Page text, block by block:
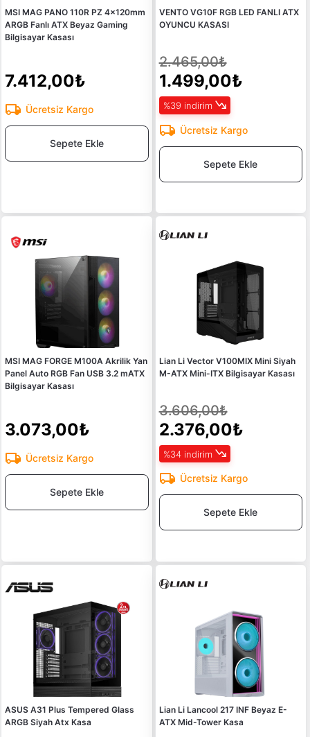
MSI MAG PANO 110R PZ 4x120mm
ARGB Fanlı ATX Beyaz Gaming
Bilgisayar Kasası
7.412,00₺
Ücretsiz Kargo
Sepete Ekle
VENTO VG10F RGB LED FANLI ATX
OYUNCU KASASI
2.465,00₺
1.499,00₺
%39 indirim
Ücretsiz Kargo
Sepete Ekle
MSI MAG FORGE M100A Akrilik Yan
Panel Auto RGB Fan USB 3.2 mATX
Bilgisayar Kasası
3.073,00₺
Ücretsiz Kargo
Sepete Ekle
Lian Li Vector V100MIX Mini Siyah
M-ATX Mini-ITX Bilgisayar Kasası
3.606,00₺
2.376,00₺
%34 indirim
Ücretsiz Kargo
Sepete Ekle
ASUS A31 Plus Tempered Glass
ARGB Siyah Atx Kasa
Lian Li Lancool 217 INF Beyaz E-
ATX Mid-Tower Kasa